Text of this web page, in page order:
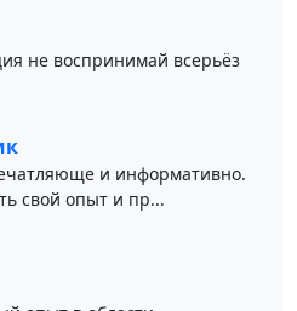
не воспринимай всерьёз
и информативно.
свой опыт и пр...